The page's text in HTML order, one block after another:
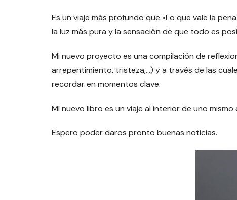
Es un viaje más profundo que «Lo que vale la
la luz más pura y la sensación de que todo es
Mi nuevo proyecto es una compilación de
arrepentimiento, tristeza,…) y a través de las
recordar en momentos clave.
MI nuevo libro es un viaje al interior de uno
Espero poder daros pronto buenas noticias.